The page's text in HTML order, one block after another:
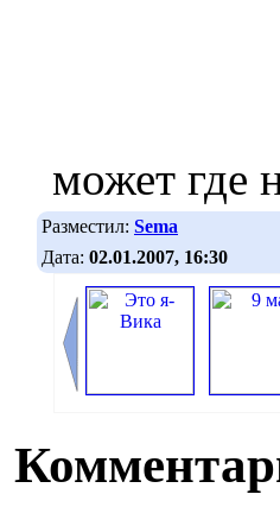
может где
Разместил: Sema
Дата: 02.01.2007, 16:30